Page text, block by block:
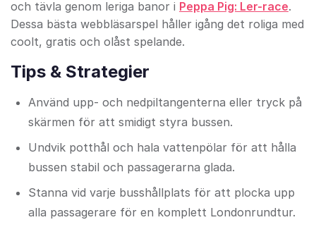
och tävla genom leriga banor i Peppa Pig: Ler-race.
Dessa bästa webbläsarspel håller igång det roliga med
coolt, gratis och olåst spelande.
Tips & Strategier
Använd upp- och nedpiltangenterna eller tryck på
skärmen för att smidigt styra bussen.
Undvik potthål och hala vattenpölar för att hålla
bussen stabil och passagerarna glada.
Stanna vid varje busshållplats för att plocka upp
alla passagerare för en komplett Londonrundtur.